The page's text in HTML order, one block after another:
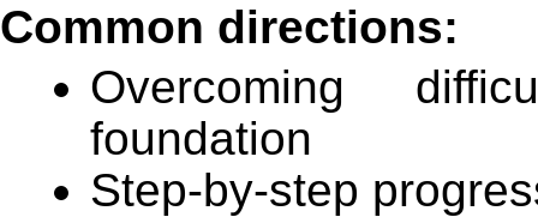
Common directions:
Overcoming
foundation
Step-by-step